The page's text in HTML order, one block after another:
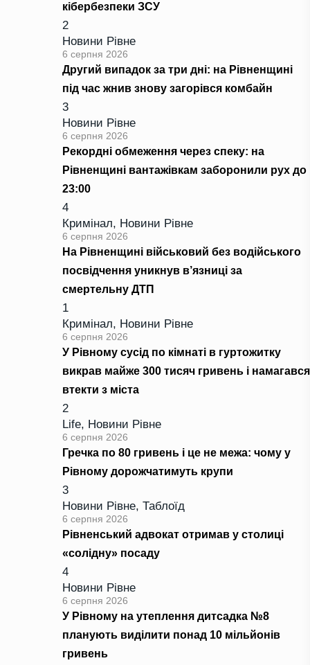
кібербезпеки ЗСУ
2
Новини Рівне
6 серпня 2026
Другий випадок за три дні: на Рівненщині
під час жнив знову загорівся комбайн
3
Новини Рівне
6 серпня 2026
Рекордні обмеження через спеку: на
Рівненщині вантажівкам заборонили рух до
23:00
4
Кримінал, Новини Рівне
6 серпня 2026
На Рівненщині військовий без водійського
посвідчення уникнув в’язниці за
смертельну ДТП
1
Кримінал, Новини Рівне
6 серпня 2026
У Рівному сусід по кімнаті в гуртожитку
викрав майже 300 тисяч гривень і намагався
втекти з міста
2
Life, Новини Рівне
6 серпня 2026
Гречка по 80 гривень і це не межа: чому у
Рівному дорожчатимуть крупи
3
Новини Рівне, Таблоїд
6 серпня 2026
Рівненський адвокат отримав у столиці
«солідну» посаду
4
Новини Рівне
6 серпня 2026
У Рівному на утеплення дитсадка №8
планують виділити понад 10 мільйонів
гривень